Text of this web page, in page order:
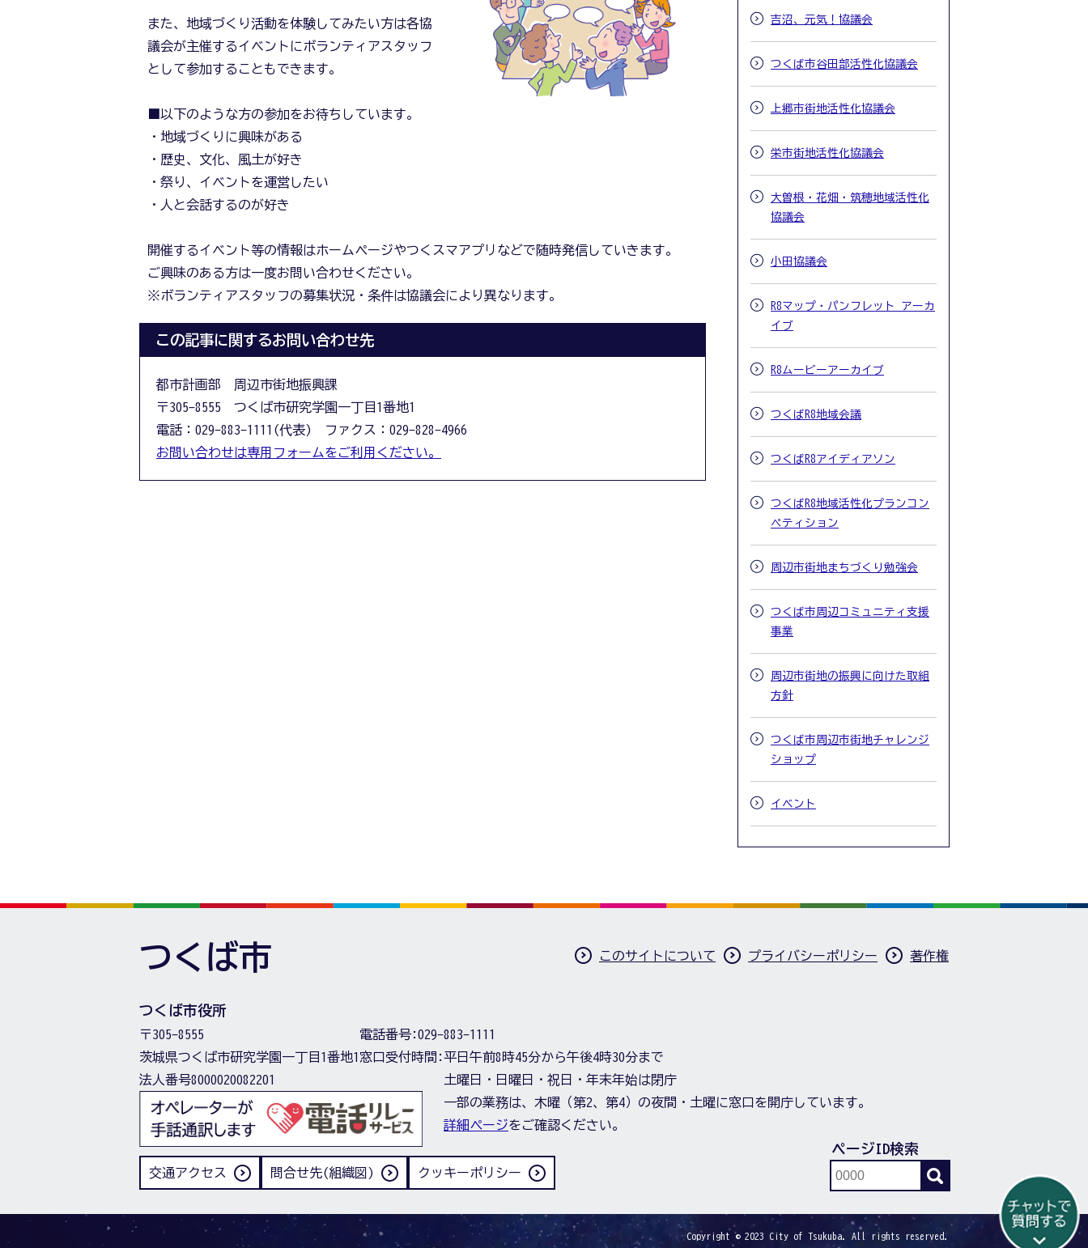
また、地域づくり活動を体験してみたい方は各協
議会が主催するイベントにボランティアスタッフ
として参加することもできます。
■以下のような方の参加をお待ちしています。
・地域づくりに興味がある
・歴史、文化、風土が好き
・祭り、イベントを運営したい
・人と会話するのが好き
開催するイベント等の情報はホームページやつくスマアプリなどで随時発信していきます。
ご興味のある方は一度お問い合わせください。
※ボランティアスタッフの募集状況・条件は協議会により異なります。
この記事に関するお問い合わせ先
都市計画部 周辺市街地振興課
〒305-8555 つくば市研究学園一丁目1番地1
電話：029-883-1111(代表) ファクス：029-828-4966
お問い合わせは専用フォームをご利用ください。
吉沼、元気！協議会
つくば市谷田部活性化協議会
上郷市街地活性化協議会
栄市街地活性化協議会
大曽根・花畑・筑穂地域活性化
協議会
小田協議会
R8マップ・パンフレット アーカ
イブ
R8ムービーアーカイブ
つくばR8地域会議
つくばR8アイディアソン
つくばR8地域活性化プランコン
ペティション
周辺市街地まちづくり勉強会
つくば市周辺コミュニティ支援
事業
周辺市街地の振興に向けた取組
方針
つくば市周辺市街地チャレンジ
ショップ
イベント
つくば市 このサイトについて プライバシーポリシー 著作権
つくば市役所
〒305-8555
茨城県つくば市研究学園一丁目1番地1
法人番号8000020082201
電話番号:029-883-1111
窓口受付時間:平日午前8時45分から午後4時30分まで
土曜日・日曜日・祝日・年末年始は閉庁
一部の業務は、木曜（第2、第4）の夜間・土曜に窓口を開庁しています。
詳細ページをご確認ください。
交通アクセス 問合せ先(組織図) クッキーポリシー
ページID検索
Copyright © 2023 City of Tsukuba. All rights reserved.